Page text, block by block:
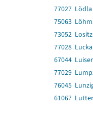
77027 Lödla
75063
73052
77028
67044
77029
76045
61067 Lutter